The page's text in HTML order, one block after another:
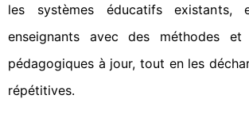
les systèmes éducatifs existants,
enseignants avec des méthodes et
pédagogiques à jour, tout en les
répétitives.